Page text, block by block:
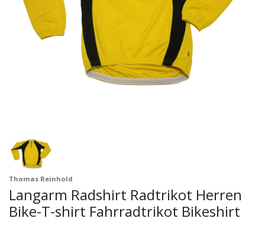
Thomas Reinhold
Langarm Radshirt Radtrikot Herren
Bike-T-shirt Fahrradtrikot Bikeshirt